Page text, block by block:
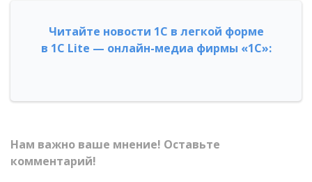
Читайте новости 1С в легкой форме
в 1С Lite — онлайн-медиа фирмы «1С»:
Нам важно ваше мнение! Оставьте
комментарий!